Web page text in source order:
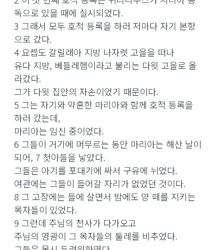
독으로 있을 때에 실시되었다.
3 그래서 모두 호적 등록을 하러 저마다 자기 본향
으로 갔다.
4 요셉도 갈릴래아 지방 나자렛 고을을 떠나
유다 지방, 베들레헴이라고 불리는 다윗 고을로 올
라갔다.
그가 다윗 집안의 자손이었기 때문이다.
5 그는 자기와 약혼한 마리아와 함께 호적 등록을
하러 갔는데,
마리아는 임신 중이었다.
6 그들이 거기에 머무르는 동안 마리아는 해산 날이
되어, 7 첫아들을 낳았다.
그들은 아기를 포대기에 싸서 구유에 뉘었다.
여관에는 그들이 들어갈 자리가 없었던 것이다.
8 그 고장에는 들에 살면서 밤에도 양 떼를 지키는
목자들이 있었다.
9 그런데 주님의 천사가 다가오고
주님의 영광이 그 목자들의 둘레를 비추었다.